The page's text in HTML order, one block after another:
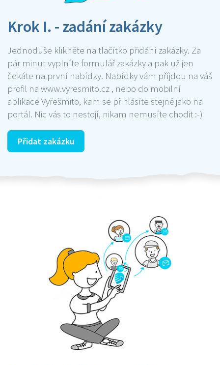
Krok I. - zadání zakázky
Jednoduše klikněte na tlačítko přidání zakázky. Za
pár minut vyplníte formulář zakázky a pak už jen
čekáte na první nabídky. Nabídky vám příjdou na váš
profil na www.vyresmito.cz , nebo do mobilní
aplikace Vyřešmito, kam se přihlásíte stejně jako na
portál. Nic vás to nestojí, nikam nemusíte chodit :-)
Přidat zakázku